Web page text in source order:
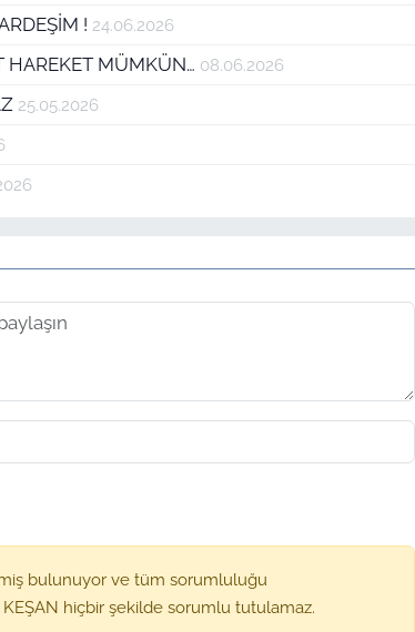
! 24.06.2026
HAREKET MÜMKÜN… 08.06.2026
25.05.2026
bulunuyor ve tüm sorumluluğu
hiçbir şekilde sorumlu tutulamaz.